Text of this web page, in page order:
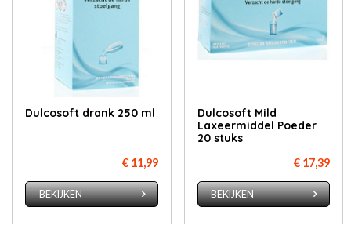
Dulcosoft drank 250 ml
€ 11,99
BEKIJKEN
Dulcosoft Mild
Laxeermiddel Poeder
20 stuks
€ 17,39
BEKIJKEN